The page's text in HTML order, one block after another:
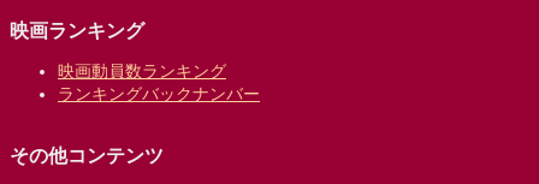
映画ランキング
映画動員数ランキング
ランキングバックナンバー
その他コンテンツ